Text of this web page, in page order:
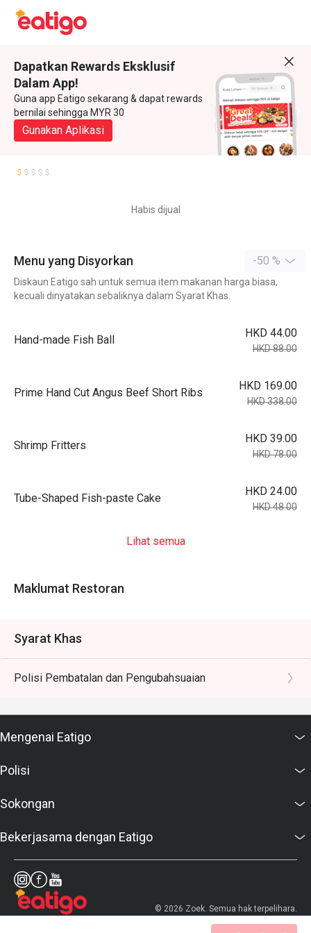
Dapatkan Rewards Eksklusif
Dalam App!
Guna app Eatigo sekarang & dapat rewards
bernilai sehingga MYR 30
Gunakan Aplikasi
Habis dijual
Menu yang Disyorkan -50 %
Diskaun Eatigo sah untuk semua item makanan harga biasa,
kecuali dinyatakan sebaliknya dalam Syarat Khas.
Hand-made Fish Ball
HKD 44.00
HKD 88.00
Prime Hand Cut Angus Beef Short Ribs
HKD 169.00
HKD 338.00
Shrimp Fritters
HKD 39.00
HKD 78.00
Tube-Shaped Fish-paste Cake
HKD 24.00
HKD 48.00
Lihat semua
Maklumat Restoran
Syarat Khas
Polisi Pembatalan dan Pengubahsuaian
Mengenai Eatigo
Polisi
Sokongan
Bekerjasama dengan Eatigo
© 2026 Zoek. Semua hak terpelihara.